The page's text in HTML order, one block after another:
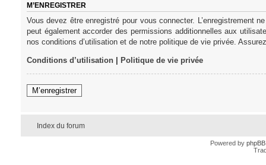
M’ENREGISTRER
Vous devez être enregistré pour vous connecter. L’enregistrement
peut également accorder des permissions additionnelles aux
nos conditions d’utilisation et de notre politique de vie privée.
Conditions d’utilisation| Politique de vie privée
M’enregistrer
Index du forum
Powered by phpBB